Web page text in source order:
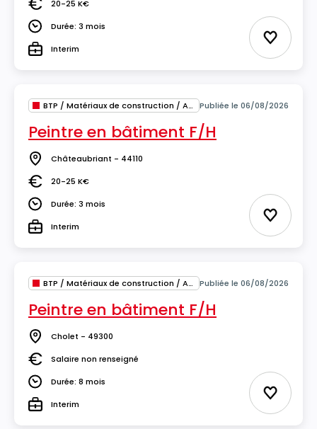
Salaire20-25 K€
DuréeDurée: 3 mois
TypeInterim Ajouter
BTP / Matériaux de construction / Architecture Publiée le 06/08/2026
Peintre en bâtiment F/H
Lieu Châteaubriant - 44110
Salaire20-25 K€
DuréeDurée: 3 mois
TypeInterim Ajouter
BTP / Matériaux de construction / Architecture Publiée le 06/08/2026
Peintre en bâtiment F/H
Lieu Cholet - 49300
SalaireSalaire non renseigné
DuréeDurée: 8 mois
TypeInterim Ajouter